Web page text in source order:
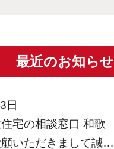
最近のお知らせ
日
宅の相談窓口 和歌
いただきまして誠に